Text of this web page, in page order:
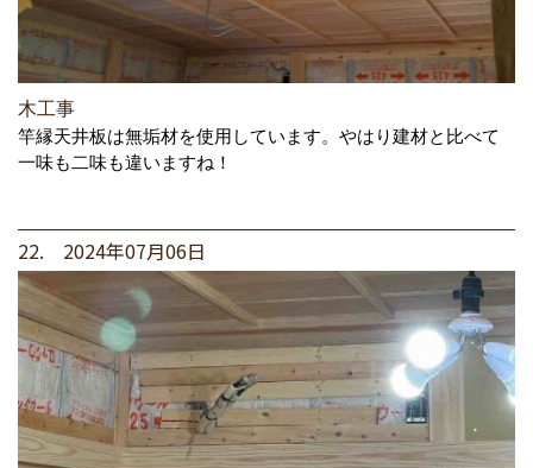
木工事
竿縁天井板は無垢材を使用しています。やはり建材と比べて
一味も二味も違いますね！
22. 2024年07月06日